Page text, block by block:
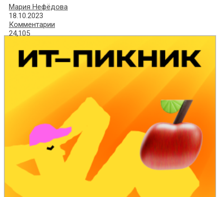
Мария Нефёдова
18.10.2023
Комментарии
24,105